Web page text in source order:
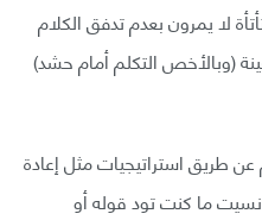
لا يمرون بعدم تدفق الكلام
(وبالأخص التكلم أمام حشد)
عن طريق استراتيجيات مثل إعادة
ما كنت تود قوله أو